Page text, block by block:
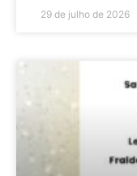
29 de julho de 2026